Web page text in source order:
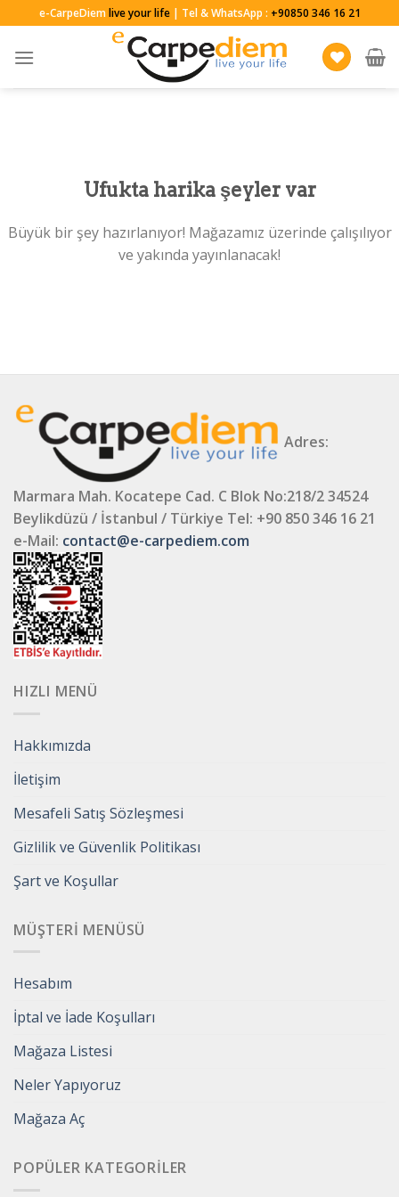
to
content
e-CarpeDiemlive your life| Tel & WhatsApp : +90850 346 16 21
Ufukta harika şeyler var
Büyük bir şey hazırlanıyor! Mağazamız üzerinde çalışılıyor
ve yakında yayınlanacak!
Adres:
Marmara Mah. Kocatepe Cad. C Blok No:218/2 34524
Beylikdüzü / İstanbul / Türkiye Tel: +90 850 346 16 21
e-Mail: contact@e-carpediem.com
HIZLI MENÜ
Hakkımızda
İletişim
Mesafeli Satış Sözleşmesi
Gizlilik ve Güvenlik Politikası
Şart ve Koşullar
MÜŞTERI MENÜSÜ
Hesabım
İptal ve İade Koşulları
Mağaza Listesi
Neler Yapıyoruz
Mağaza Aç
POPÜLER KATEGORILER